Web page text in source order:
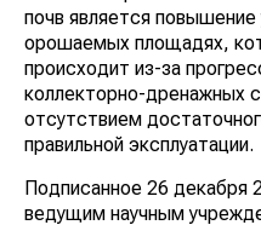
почв является повышение
орошаемых площадях,
происходит из-за
коллекторно-дренажных
отсутствием
правильной эксплуатации.
Подписанное 26 декабря
ведущим научным